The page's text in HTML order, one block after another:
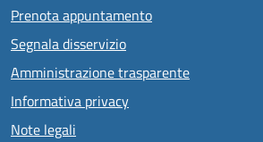
Prenota appuntamento
Segnala disservizio
Amministrazione trasparente
Informativa privacy
Note legali